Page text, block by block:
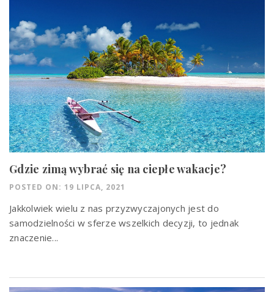
Gdzie zimą wybrać się na ciepłe wakacje?
POSTED ON: 19 LIPCA, 2021
Jakkolwiek wielu z nas przyzwyczajonych jest do
samodzielności w sferze wszelkich decyzji, to jednak
znaczenie...